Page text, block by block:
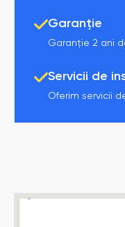
Garanție
Garanție 2 ani
Servicii de
Oferim servicii